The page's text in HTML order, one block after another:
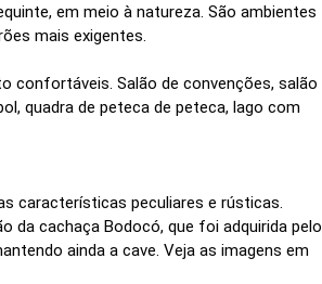
em meio à natureza. São ambientes
mais exigentes.
confortáveis. Salão de convenções, salão
quadra de peteca de peteca, lago com
características peculiares e rústicas.
da cachaça Bodocó, que foi adquirida pelo
ainda a cave. Veja as imagens em